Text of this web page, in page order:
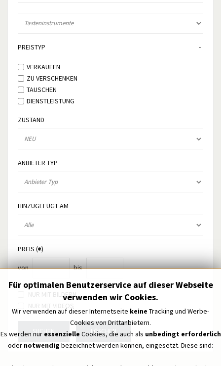
PREISTYP
VERKAUFEN
ZU VERSCHENKEN
TAUSCHEN
DIENSTLEISTUNG
ZUSTAND
ANBIETER TYP
HINZUGEFÜGT AM
PREIS (€)
von bis
NUR MIT BILDERN
NUR MIT VIDEOS
SUCHEN LÖSCHEN
Für optimalen Benutzerservice auf dieser Webseite
verwenden wir Cookies.
Wir verwenden auf dieser Internetseite keine Tracking und Werbe-
Cookies von Drittanbietern.
Es werden nur essenzielle Cookies, die auch als unbedingt erforderlich
oder notwendig bezeichnet werden können, eingesetzt. Diese sind: